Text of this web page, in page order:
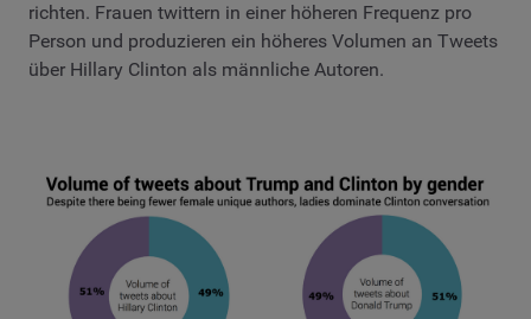
richten. Frauen twittern in einer höheren Frequenz pro
Person und produzieren ein höheres Volumen an Tweets
über Hillary Clinton als männliche Autoren.